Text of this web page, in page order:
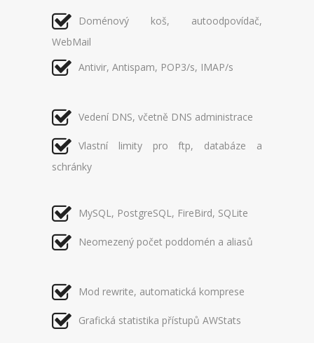
Doménový koš, autoodpovídač,
WebMail
Antivir, Antispam, POP3/s, IMAP/s
Vedení DNS, včetně DNS administrace
Vlastní limity pro ftp, databáze a
schránky
MySQL, PostgreSQL, FireBird, SQLite
Neomezený počet poddomén a aliasů
Mod rewrite, automatická komprese
Grafická statistika přístupů AWStats